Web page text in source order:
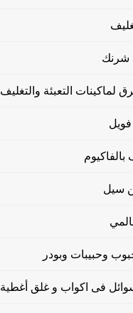
شرنك
التعبئة والتغليف
بالفاكيوم
سيل
وحبيبات وبودر
فى اكواب و غلق أغطية